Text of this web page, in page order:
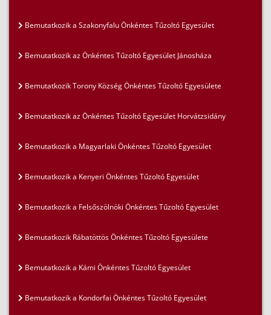
Bemutatkozik a Szakonyfalu Önkéntes Tűzoltó Egyesület
Bemutatkozik az Önkéntes Tűzoltó Egyesület Jánosháza
Bemutatkozik Torony Község Önkéntes Tűzoltó Egyesülete
Bemutatkozik az Önkéntes Tűzoltó Egyesület Horvátzsidány
Bemutatkozik a Magyarlaki Önkéntes Tűzoltó Egyesület
Bemutatkozik a Kenyeri Önkéntes Tűzoltó Egyesület
Bemutatkozik a Felsőszölnöki Önkéntes Tűzoltó Egyesület
Bemutatkozik Rábatöttös Önkéntes Tűzoltó Egyesülete
Bemutatkozik a Kámi Önkéntes Tűzoltó Egyesület
Bemutatkozik a Kondorfai Önkéntes Tűzoltó Egyesület